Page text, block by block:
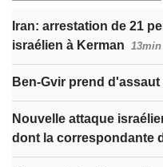
Iran: arrestation de 21
israélien à Kerman 13min
Ben-Gvir prend
Nouvelle attaque
dont la correspondante